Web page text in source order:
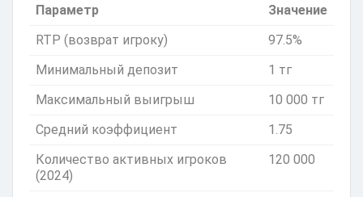
Параметр
Значение
RTP (возврат игроку)
97.5%
Минимальный депозит
1 тг
Максимальный выигрыш
10 000 тг
Средний коэффициент
1.75
Количество активных игроков
(2024)
120 000